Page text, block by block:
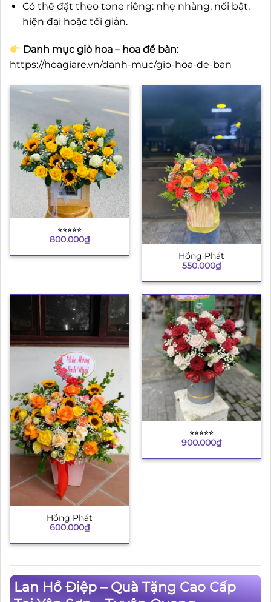
Có thể đặt theo tone riêng: nhẹ nhàng, nổi bật,
hiện đại hoặc tối giản.
Danh mục giỏ hoa – hoa để bàn:
https://hoagiare.vn/danh-muc/gio-hoa-de-ban
⭐︎⭐︎⭐︎⭐︎⭐︎
800.000₫
Hồng Phát
550.000₫
Hồng Phát
600.000₫
⭐︎⭐︎⭐︎⭐︎⭐︎
900.000₫
Lan Hồ Điệp – Quà Tặng Cao Cấp